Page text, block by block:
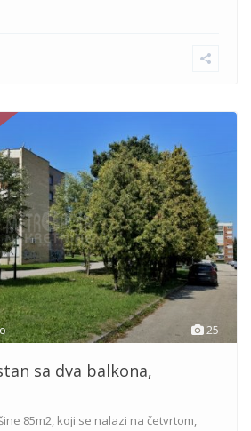
25
sa dva balkona,
85m2, koji se nalazi na četvrtom,